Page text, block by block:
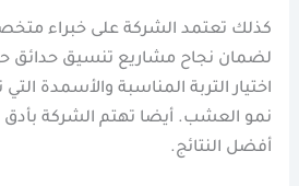
كذلك تعتمد الشركة على خبراء
لضمان نجاح مشاريع تنسيق حدائق
اختيار التربة المناسبة والأسمدة
نمو العشب. أيضا تهتم الشركة بأدق
أفضل النتائج.